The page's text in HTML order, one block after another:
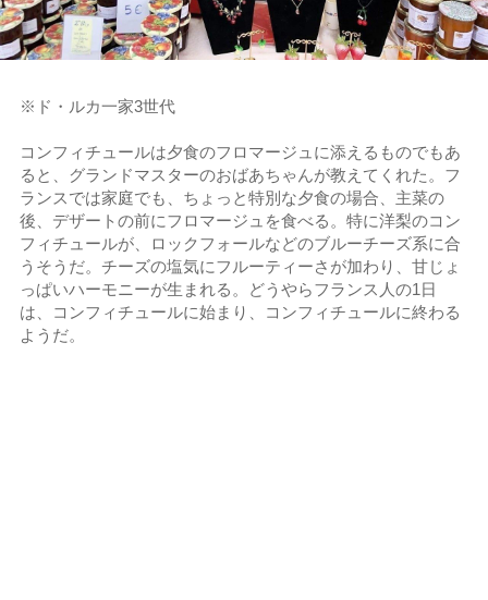
※ド・ルカ一家3世代
コンフィチュールは夕食のフロマージュに添えるものでもあ
ると、グランドマスターのおばあちゃんが教えてくれた。フ
ランスでは家庭でも、ちょっと特別な夕食の場合、主菜の
後、デザートの前にフロマージュを食べる。特に洋梨のコン
フィチュールが、ロックフォールなどのブルーチーズ系に合
うそうだ。チーズの塩気にフルーティーさが加わり、甘じょ
っぱいハーモニーが生まれる。どうやらフランス人の1日
は、コンフィチュールに始まり、コンフィチュールに終わる
ようだ。